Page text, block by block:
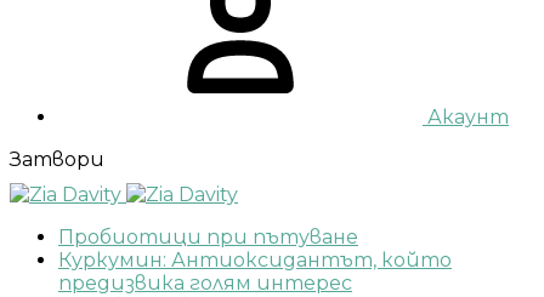
Акаунт
Затвори
Пробиотици при пътуване
Куркумин: Антиоксидантът, който
предизвика голям интерес